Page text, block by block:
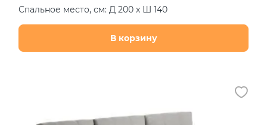
Спальное место, см: Д 200 х Ш 140
В корзину